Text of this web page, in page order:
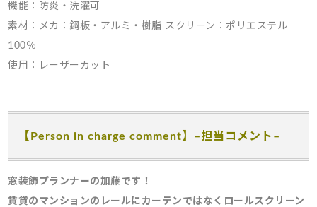
機能：防炎・洗濯可
素材：メカ：鋼板・アルミ・樹脂 スクリーン：ポリエステル
100％
使用：レーザーカット
【Person in charge comment】 –担当コメント –
窓装飾プランナーの加藤です！
賃貸のマンションのレールにカーテンではなくロールスクリーン